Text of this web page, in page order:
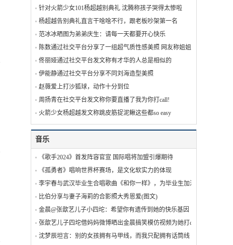
针对火箭少女101杨超越别典礼 沈腾称孩子哭得太惨啦
杨超越告别典礼直言干啥啥不行，跟老板吵架第一名
范冰冰晒图为弟弟庆生：请每一天都要开心快乐
陈数通过社交平台分享了一组超气质性感美照 网友称姐姐好美
佟丽娅通过社交平台发文称有才华的人总是相似的
伊能静通过社交平台分享不同刘海造型美照
赵薇爱上打沙狐球，动作十分到位
周扬青在社交平台发文称你要直播了我为你打call!
火箭少女杨超越发文称跳皮筋捉泥鳅这些都so easy
音乐
《歌手2024》首发阵容官宣 国际唱将加盟引爆期待
《孤勇者》唱响世界杯赛场，是文化软实力的体现
李宇春与武汉毕业生合唱歌曲《和你一样》，为毕业生加油
比伯分享与妻子海莉的合影照大秀恩爱(图文)
金晨@张歆艺儿子小四坨：希望你有遗传到她的快乐基因
张歆艺儿子四坨借妈妈微博晒出金晨搞笑模仿视频为她打call
沈梦辰坦言：别的女孩拥有马甲线，而我只配拥有话筒线